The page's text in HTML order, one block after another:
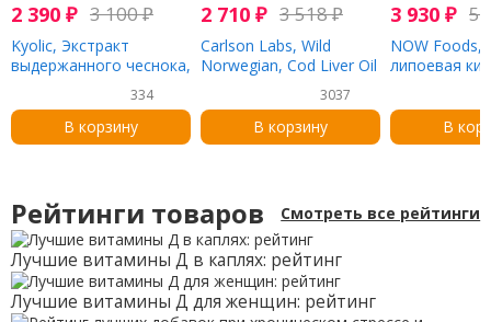
2 390 ₽ 3 100₽
Kyolic, Экстракт
выдержанного чеснока,
для нормализации
баланса сахара в
крови, 100 капсул
334
В корзину
2 710 ₽ 3 518₽
Carlson Labs, Wild
Norwegian, Cod Liver Oil
Gems, жир печени
дикой норвежской
трески в капсулах,
высшего качества,
3037
В корзину
3 930 ₽ 5
NOW Foods,
липоевая
капсул
В
Рейтинги товаров Смотреть все рейтинги
Лучшие витамины Д в каплях: рейтинг
Лучшие витамины Д для женщин: рейтинг